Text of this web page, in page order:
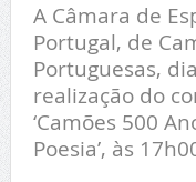
A Câmara de
Portugal, de
Portuguesas,
realização do
‘Camões 500
Poesia’, às